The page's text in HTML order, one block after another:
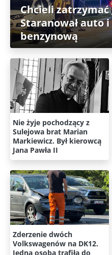
Chcieli
Staranował auto
benzynową
Nie żyje pochodzący z
Sulejowa brat Marian
Markiewicz. Był kierowcą
Jana Pawła II
Zderzenie dwóch
Volkswagenów na DK12.
Jedna osoba trafiła do